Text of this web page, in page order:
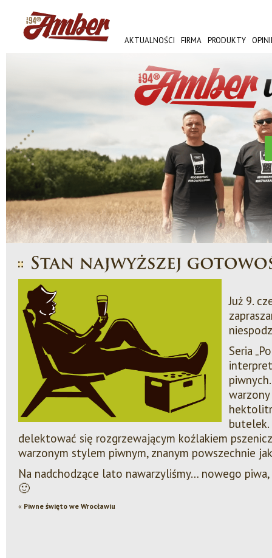
AKTUALNOŚCI FIRMA PRODUKTY
AMBER FEST
Już 9.
Seria
delektować się rozgrzewającym koźlakiem
warzonym stylem piwnym, znanym powszechnie
Na nadchodzące lato nawarzyliśmy… nowego
🙂
« Piwne święto we Wrocławiu